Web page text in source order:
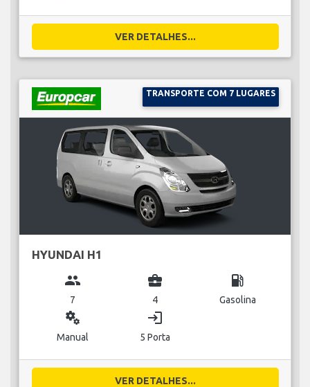
VER DETALHES...
TRANSPORTE COM 7 LUGARES
HYUNDAI H1
group
7
business_center
4
local_gas_station
Gasolina
miscellaneous_services
Manual
login
5 Porta
VER DETALHES...